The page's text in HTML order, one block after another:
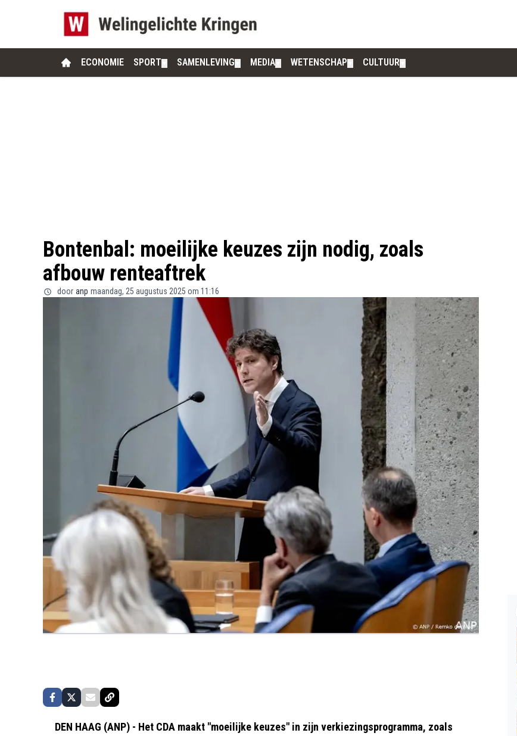
ECONOMIE SPORT SAMENLEVING MEDIA WETENSCHAP CULTUUR
Bontenbal: moeilijke keuzes zijn nodig, zoals
afbouw renteaftrek
door anp maandag, 25 augustus 2025 om 11:16
DEN HAAG (ANP) - Het CDA maakt "moeilijke keuzes" in zijn verkiezingsprogramma, zoals